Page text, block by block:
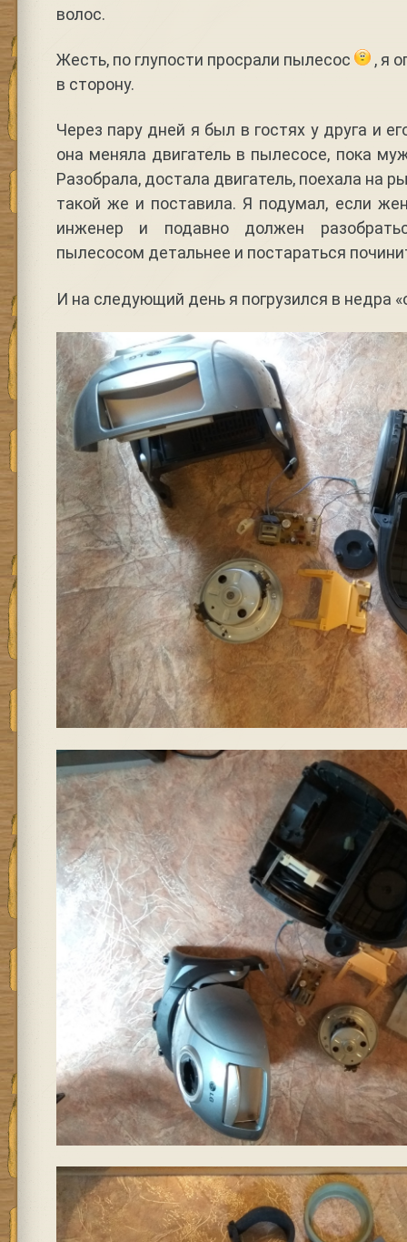
волос.
Жесть, по глупости просрали пылесос
, я
в сторону.
Через пару дней я был в гостях у друга и
она меняла двигатель в пылесосе, пока
Разобрала, достала двигатель, поехала на
такой же и поставила. Я подумал, если
инженер и подавно должен
пылесосом детальнее и постараться
И на следующий день я погрузился в недра